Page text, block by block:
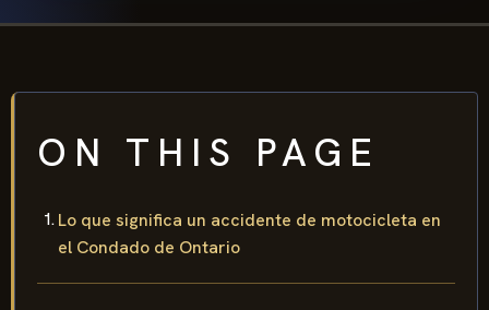
ON THIS PAGE
Lo que significa un accidente de motocicleta en
el Condado de Ontario